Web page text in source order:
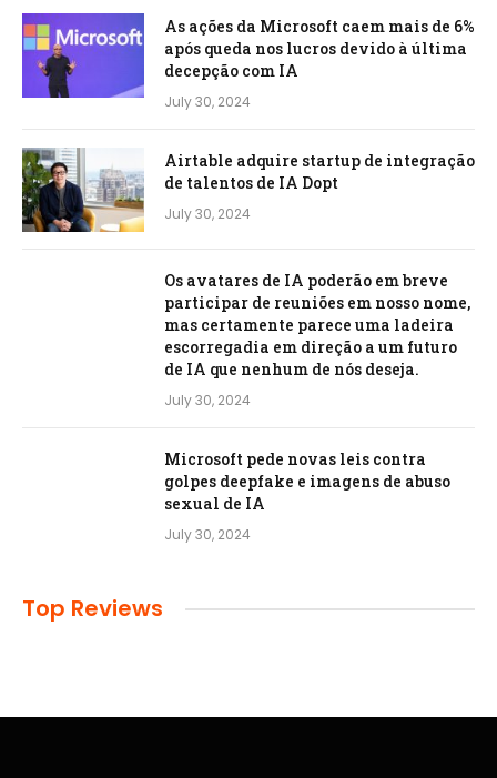
As ações da Microsoft caem mais de 6%
após queda nos lucros devido à última
decepção com IA
July 30, 2024
Airtable adquire startup de integração
de talentos de IA Dopt
July 30, 2024
Os avatares de IA poderão em breve
participar de reuniões em nosso nome,
mas certamente parece uma ladeira
escorregadia em direção a um futuro
de IA que nenhum de nós deseja.
July 30, 2024
Microsoft pede novas leis contra
golpes deepfake e imagens de abuso
sexual de IA
July 30, 2024
Top Reviews